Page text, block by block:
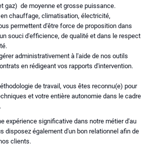
gaz) de moyenne et grosse puissance.
chauffage, climatisation, électricité,
permettent d'être force de proposition dans
souci d'efficience, de qualité et dans le respect
administrativement à l'aide de nos outils
en rédigeant vos rapports d'intervention.
de travail, vous êtes reconnu(e) pour
et votre entière autonomie dans le cadre
expérience significative dans notre métier d'au
disposez également d'un bon relationnel afin de
clients.